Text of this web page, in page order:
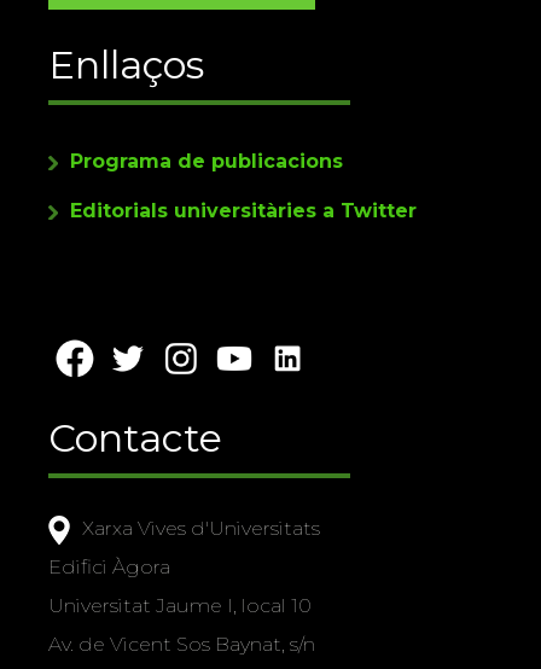
Enllaços
Programa de publicacions
Editorials universitàries a Twitter
Contacte
Xarxa Vives d'Universitats
Edifici Àgora
Universitat Jaume I, local 10
Av. de Vicent Sos Baynat, s/n